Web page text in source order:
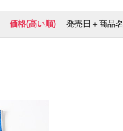
価格(高い順) 発売日＋商品名